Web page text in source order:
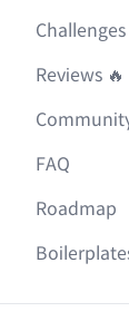
Challenges
Reviews 🔥
FAQ
Roadmap